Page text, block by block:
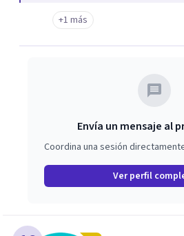
+1 más
Envía un mensaje al
Coordina una sesión
Ver perfil